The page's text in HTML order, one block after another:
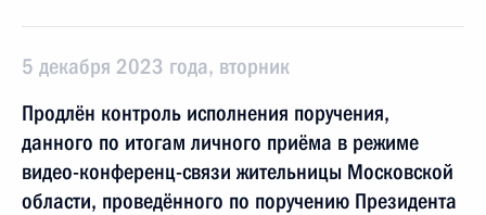
5 декабря 2023 года, вторник
Продлён контроль исполнения поручения,
данного по итогам личного приёма в режиме
видео-конференц-связи жительницы Московской
области, проведённого по поручению Президента